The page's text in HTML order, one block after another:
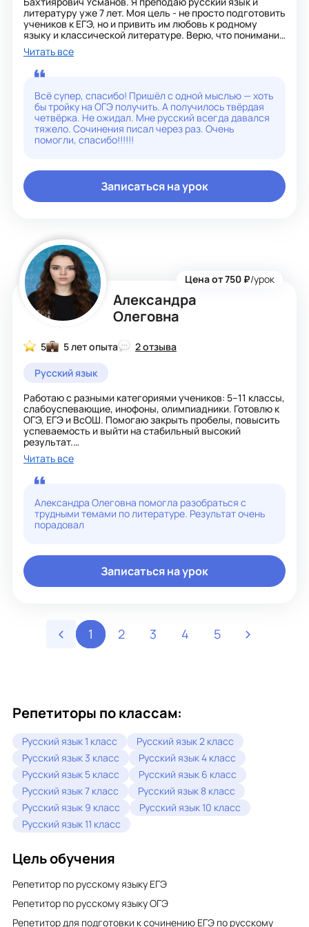
знаний по предмету, набрали максимальное количество
баллов и могли поступить в профессиональные
образовательные учреждения, о которых мечтали, а
родители были удовлетворены результатами экзамена.
литературу уже 7 лет. Моя цель - не просто подготовить
учеников к ЕГЭ, но и привить им любовь к родному
языку и классической литературе. Верю, что понимание
предмета рождается через живой диалог и
осмысленное чтение. Результаты говорят сами за себя:
средний балл моих подопечных на ЕГЭ стабильно
держится на уровне 75–80 баллов. На уроках мы вместе
разбираем теорию, отрабатываем задания формата
экзамена и учимся выражать свои мысли чётко и
грамотно. Ну а если ты готовишься к ОГЭ, я,
разумеется, помогу тебе сдать его на пять!!!
Читать все
Всё супер, спасибо! Пришёл с одной мыслью — хоть
бы тройку на ОГЭ получить. А получилось твёрдая
четвёрка. Не ожидал. Мне русский всегда давался
тяжело. Сочинения писал через раз. Очень
помогли, спасибо!!!!!!
Записаться на урок
Александра
Олеговна
Цена от 750 ₽/урок
5 5 лет опыта
2 отзыва
Русский язык
Работаю с разными категориями учеников: 5–11 классы,
слабоуспевающие, инофоны, олимпиадники. Готовлю к
ОГЭ, ЕГЭ и ВсОШ. Помогаю закрыть пробелы, повысить
успеваемость и выйти на стабильный высокий
результат.
Как строю занятия:
· Чёткая структура: повторение → новая тема →
отработка → контроль
· Активные и игровые методы (являюсь автором
публикаций по игровым технологиям)
· Индивидуальный маршрут для каждого ученика,
· Использую современные цифровые инструменты:
онлайн-доски, интерактивные платформы, видео- и
аудиоматериалы
· Лингвистические игры, квизы и квесты
· Разбор текстов из современной литературы, песен,
· Визуальные конспекты и ментальные карты
· Любовь к детям и умение находить общий язык с
· Ответственность и системность в подготовке к
экзаменам
· Творческий подход: художественное образование,
театр, хореография, вокал — помогают делать уроки
живыми и запоминающимися
· Владею английским (B1), изучаю корейский, уверенно
работаю на всех цифровых платформах для онлайн-
обучения
· Успешная сдача ОГЭ и ЕГЭ (подтверждено школьной
· Победители и призёры муниципального этапа ВсОШ
· Слабоуспевающие учащиеся повышают средний балл
на 1–2 пункта за год
· 100% успеваемость в классах по итогам четвертей
Читать все
Александра Олеговна помогла разобраться с
трудными темами по литературе. Результат очень
порадовал
Записаться на урок
1 2 3 4 5
Репетиторы по классам:
Русский язык 1 класс
Русский язык 2 класс
Русский язык 3 класс
Русский язык 4 класс
Русский язык 5 класс
Русский язык 6 класс
Русский язык 7 класс
Русский язык 8 класс
Русский язык 9 класс
Русский язык 10 класс
Русский язык 11 класс
Цель обучения
Репетитор по русскому языку ЕГЭ
Репетитор по русскому языку ОГЭ
Репетитор для подготовки к сочинению ЕГЭ по русскому